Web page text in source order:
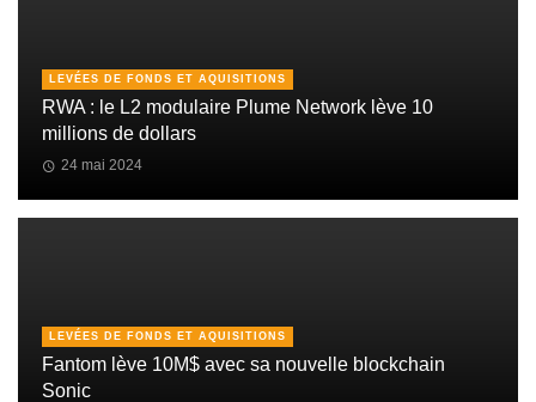
LEVÉES DE FONDS ET AQUISITIONS
RWA : le L2 modulaire Plume Network lève 10
millions de dollars
24 mai 2024
LEVÉES DE FONDS ET AQUISITIONS
Fantom lève 10M$ avec sa nouvelle blockchain
Sonic